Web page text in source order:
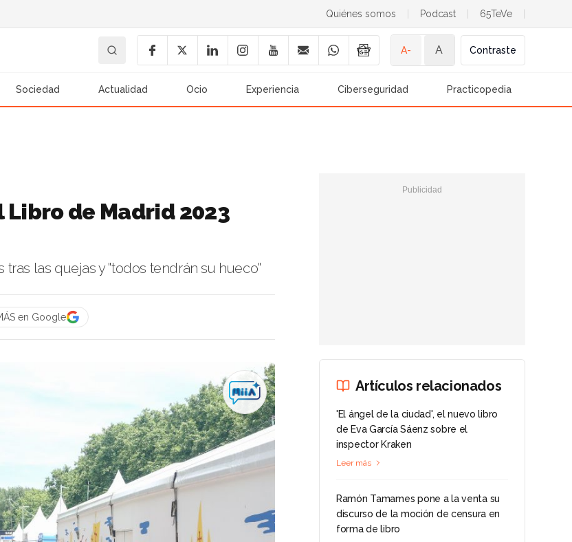
Quiénes somos Podcast 65TeVe
A- A Contraste
Sociedad Actualidad Ocio Experiencia Ciberseguridad Practicopedia
Libro de Madrid 2023
las quejas y "todos tendrán su hueco"
en Google
Artículos relacionados
'El ángel de la ciudad', el nuevo libro
de Eva García Sáenz sobre el
inspector Kraken
Leer más
Ramón Tamames pone a la venta su
discurso de la moción de censura en
forma de libro